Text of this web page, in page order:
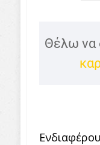
Θέλω